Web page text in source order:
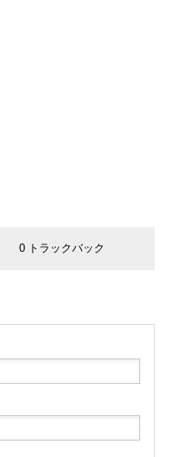
0 トラックバック